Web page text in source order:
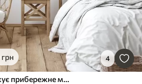
грн 4
Картина, що зображує прибережне містечко